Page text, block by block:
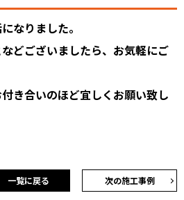
なりました。
どございましたら、お気軽にご
き合いのほど宜しくお願い致し
次の施工事例
一覧に戻る